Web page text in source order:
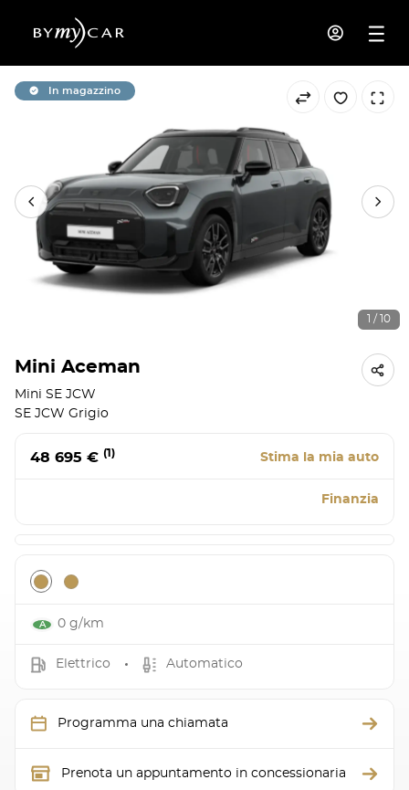
In magazzino
1 / 10
Mini Aceman
Mini SE JCW
SE JCW Grigio
48 695 € (1) Stima la mia auto
Finanzia
0 g/km
Elettrico Automatico
Programma una chiamata
Prenota un appuntamento in concessionaria